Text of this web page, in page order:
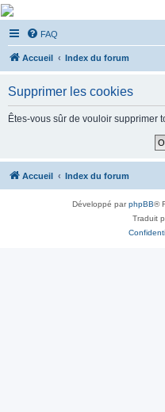
De Musicae Militari -
Forums
Forums de discussions
FAQ
Accueil Index du forum
Supprimer les cookies
Êtes-vous sûr de vouloir supprimer
Accueil Index du forum
Développé parphpBB®
Traduit